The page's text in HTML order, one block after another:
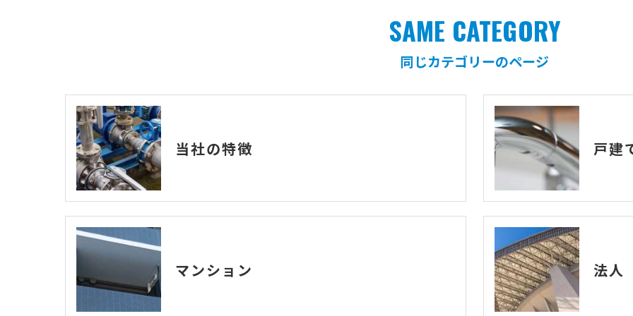
同じカテゴリーのページ
SAME CATEGORY
当社の特徴 戸建
マンション 法人